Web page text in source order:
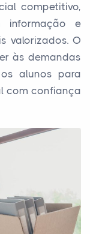
competitivo,
informação e
valorizados. O
às demandas
alunos para
com confiança